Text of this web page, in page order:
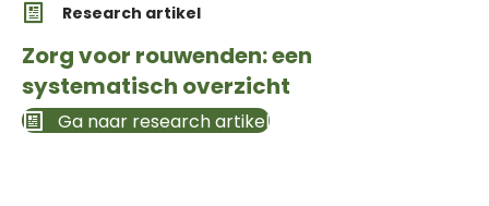
Research artikel
Zorg voor rouwenden: een
systematisch overzicht
Ga naar research artikel